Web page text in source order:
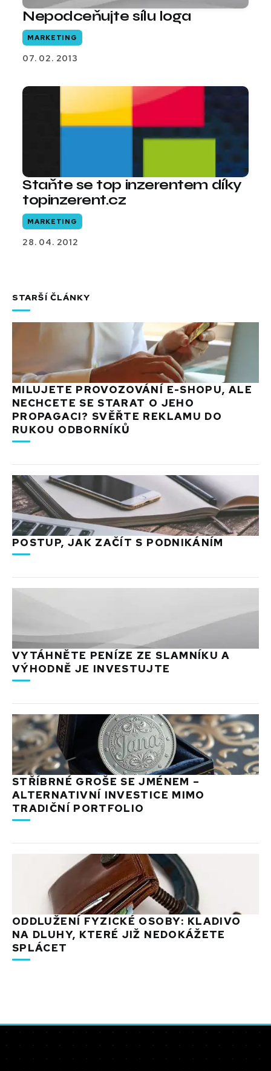
Nepodceňujte sílu loga
MARKETING
07. 02. 2013
Staňte se top inzerentem díky
topinzerent.cz
MARKETING
28. 04. 2012
STARŠÍ ČLÁNKY
MILUJETE PROVOZOVÁNÍ E-SHOPU, ALE
NECHCETE SE STARAT O JEHO
PROPAGACI? SVĚŘTE REKLAMU DO
RUKOU ODBORNÍKŮ
POSTUP, JAK ZAČÍT S PODNIKÁNÍM
VYTÁHNĚTE PENÍZE ZE SLAMNÍKU A
VÝHODNĚ JE INVESTUJTE
STŘÍBRNÉ GROŠE SE JMÉNEM –
ALTERNATIVNÍ INVESTICE MIMO
TRADIČNÍ PORTFOLIO
ODDLUŽENÍ FYZICKÉ OSOBY: KLADIVO
NA DLUHY, KTERÉ JIŽ NEDOKÁŽETE
SPLÁCET